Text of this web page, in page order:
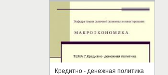
Кредитно - денежная политика